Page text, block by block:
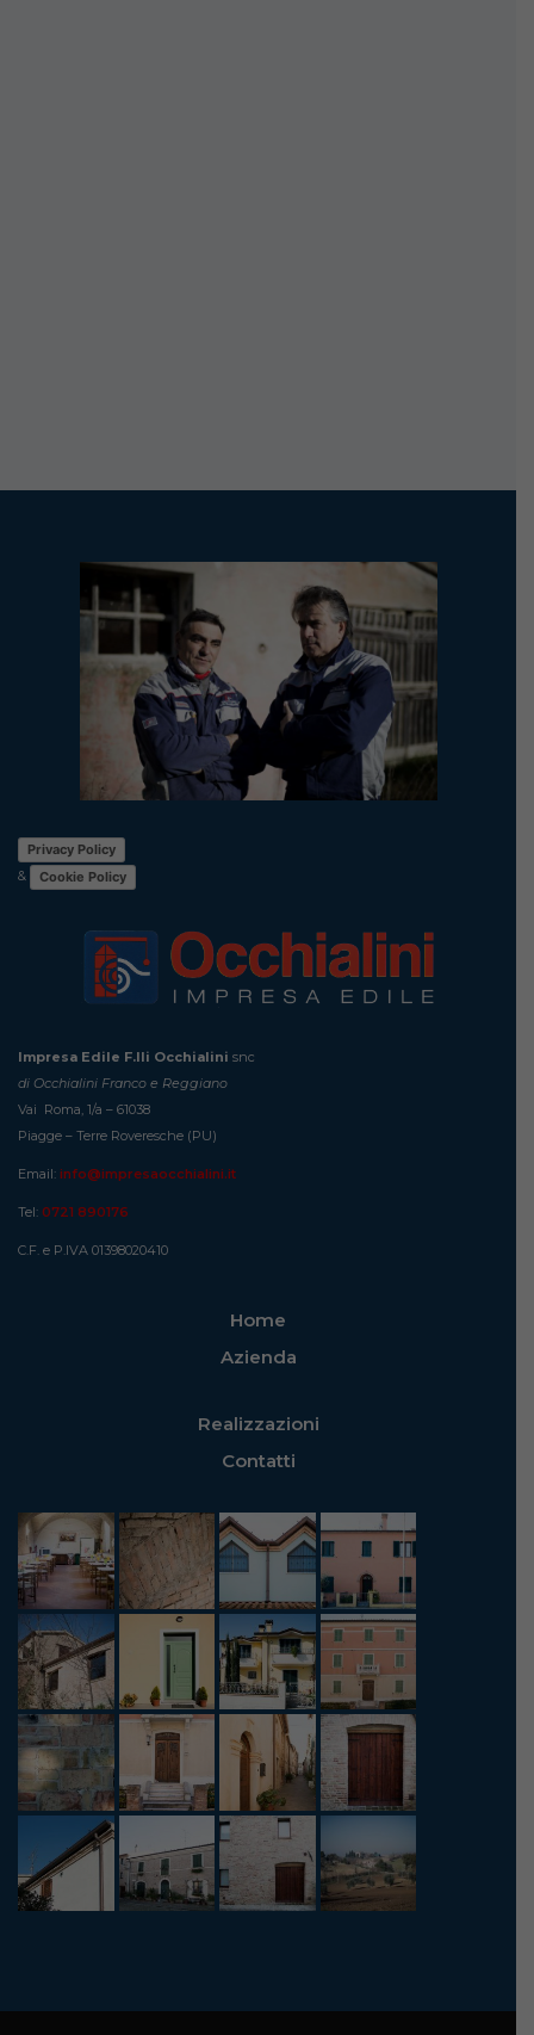
Privacy Policy
&
Cookie Policy
Impresa Edile F.lli Occhialini snc
di Occhialini Franco e Reggiano
Vai Roma, 1/a – 61038
Piagge – Terre Roveresche (PU)
Email: info@impresaocchialini.it
Tel: 0721 890176
C.F. e P.IVA 01398020410
Home
Azienda
Realizzazioni
Contatti